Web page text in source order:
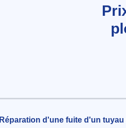
Réparation d'une fuite d'un